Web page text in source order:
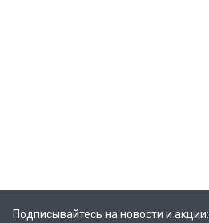
Подписывайтесь на новости и акции: